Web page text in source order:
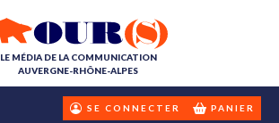
LE MÉDIA DE LA COMMUNICATION
AUVERGNE-RHÔNE-ALPES
SE CONNECTER PANIER